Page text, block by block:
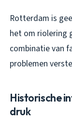
Rotterdam is
het om riolering
combinatie van
problemen
Historische
druk